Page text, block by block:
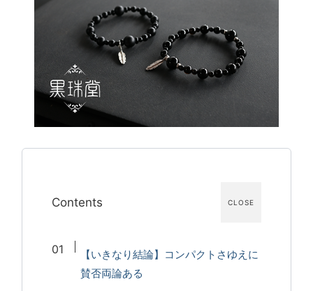
CLOSE
Contents
【いきなり結論】コンパクトさゆえに
賛否両論ある